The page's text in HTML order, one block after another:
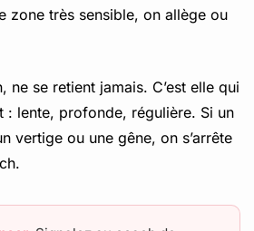
zone très sensible, on allège ou
ne se retient jamais. C’est elle qui
: lente, profonde, régulière. Si un
vertige ou une gêne, on s’arrête